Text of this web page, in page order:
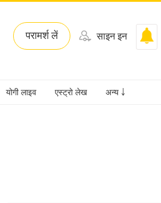
परामर्श लें साइन इन
योगी लाइव एस्ट्रो लेख अन्य ￬